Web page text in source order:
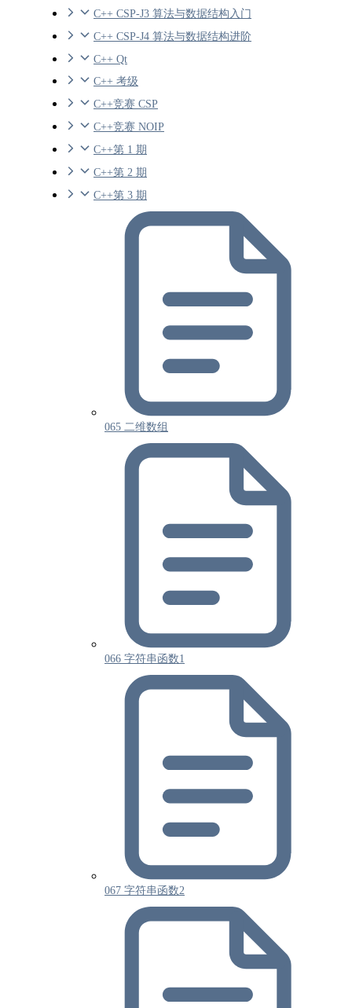
C++ CSP-J3 算法与数据结构入门
C++ CSP-J4 算法与数据结构进阶
C++ Qt
C++ 考级
C++竞赛 CSP
C++竞赛 NOIP
C++第 1 期
C++第 2 期
C++第 3 期
065 二维数组
066 字符串函数1
067 字符串函数2